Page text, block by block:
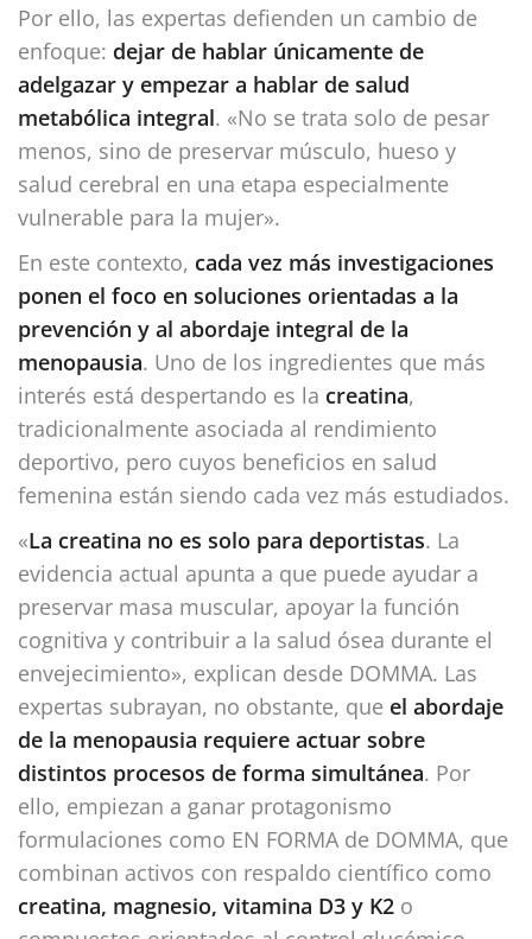
Por ello, las expertas defienden un cambio de
enfoque: dejar de hablar únicamente de
adelgazar y empezar a hablar de salud
metabólica integral. «No se trata solo de pesar
menos, sino de preservar músculo, hueso y
salud cerebral en una etapa especialmente
vulnerable para la mujer».
En este contexto, cada vez más investigaciones
ponen el foco en soluciones orientadas a la
prevención y al abordaje integral de la
menopausia. Uno de los ingredientes que más
interés está despertando es la creatina,
tradicionalmente asociada al rendimiento
deportivo, pero cuyos beneficios en salud
femenina están siendo cada vez más estudiados.
«La creatina no es solo para deportistas. La
evidencia actual apunta a que puede ayudar a
preservar masa muscular, apoyar la función
cognitiva y contribuir a la salud ósea durante el
envejecimiento», explican desde DOMMA. Las
expertas subrayan, no obstante, que el abordaje
de la menopausia requiere actuar sobre
distintos procesos de forma simultánea. Por
ello, empiezan a ganar protagonismo
formulaciones como EN FORMA de DOMMA, que
combinan activos con respaldo científico como
creatina, magnesio, vitamina D3 y K2 o